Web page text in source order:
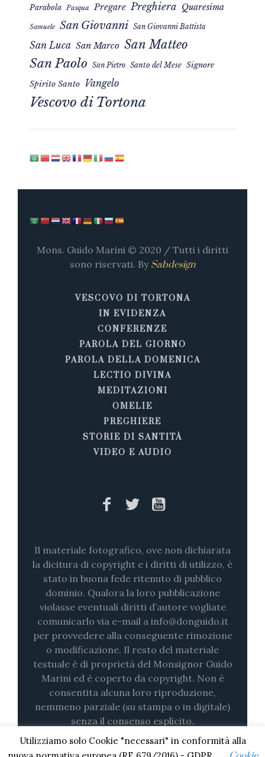
Parabola Pasqua Pregare Preghiera Quaresima
Samuele San Giovanni San Giovanni Battista
San Luca San Marco San Matteo
San Paolo San Pietro Santo del Mese Signore
Spirito Santo Vangelo
Vescovo di Tortona
Mons. Guido Marini © 2020 / Tutti i diritti
sono riservati. By Sabdesign
VESCOVO DI TORTONA
IN EVIDENZA
CONFERENZE
PAROLA DEL GIORNO
PAROLA DELLA DOMENICA
LECTIO DIVINA
MEDITAZIONI
OMELIE
PREGHIERE
STORIE DI SANTITÀ
VIDEO E AUDIO
Il materiale fotografico, ove non dichiarata
la dicitura di copyright e i diritti di utilizzo, è
stato in buona fede ritenuto di pubblico
dominio. Qualora la loro pubblicazione
violasse eventuali diritti d’autore vogliate
comunicarlo via e-mail a info@donguido.it
per provvedere alla conseguente rimozione
o modificazione. Il resto del materiale
testuale è di proprietà del Monsignor Guido
Marini ed è coperto da copyright. Non è
consentita alcuna loro riproduzione,
nemmeno parziale (su stampa o in digitale)
senza il consenso esplicito.
Utilizziamo solo Cookie "necessari" in conformità alla